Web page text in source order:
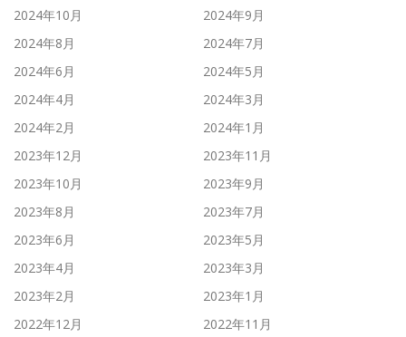
2024年10月
2024年9月
2024年8月
2024年7月
2024年6月
2024年5月
2024年4月
2024年3月
2024年2月
2024年1月
2023年12月
2023年11月
2023年10月
2023年9月
2023年8月
2023年7月
2023年6月
2023年5月
2023年4月
2023年3月
2023年2月
2023年1月
2022年12月
2022年11月